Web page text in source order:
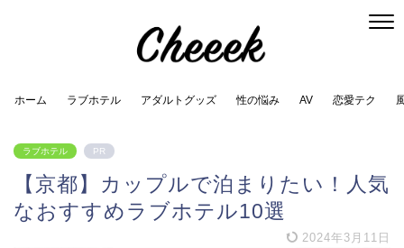
ホーム ラブホテル アダルトグッズ 性の悩み AV 恋愛テク
ラブホテル PR
【京都】カップルで泊まりたい！人気
なおすすめラブホテル10選
2024年3月11日